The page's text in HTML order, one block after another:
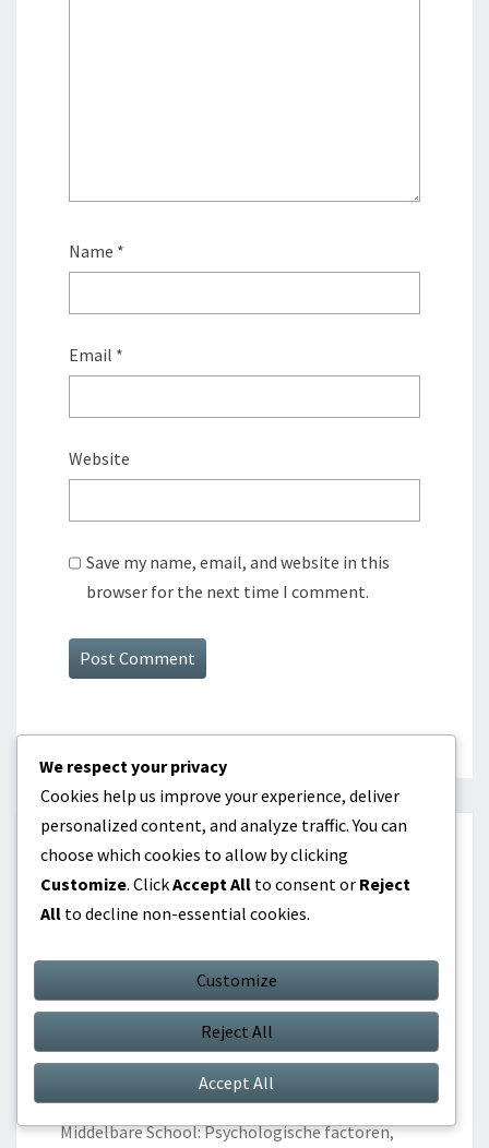
Name *
Email *
Website
Save my name, email, and website in this
browser for the next time I comment.
RECENTE BERICHTEN
Strategieën voor de slagvolgorde in de
Pitcher scouting, Aanpassingen van spelers
College Slagvolgorde Strategieën: Geavanceerde
statistieken, Scoutingrapporten, Spelsituaties
Strategieën voor de Slagvolgorde op de
Middelbare School: Psychologische factoren,
We respect your privacy
Cookies help us improve your experience, deliver
personalized content, and analyze traffic. You can
choose which cookies to allow by clicking
Customize. ClickAccept All to consent or Reject
All to decline non-essential cookies.
Customize
Reject All
Accept All